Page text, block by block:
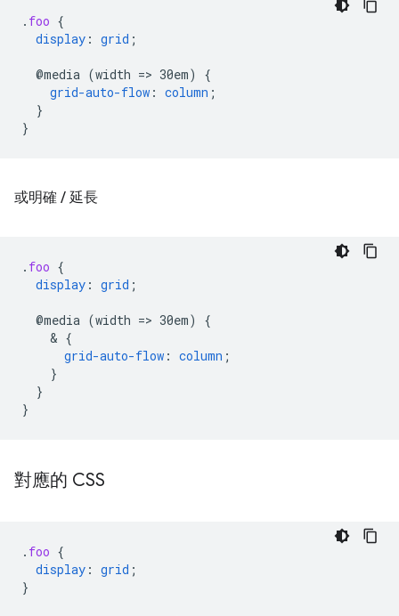
. foo {
display : grid ;
@media (width => 30em)
{
grid-auto-flow : column ;
}
}
或明確 / 延長
. foo {
display : grid ;
@media (width => 30em)
{
    &
{
grid-auto-flow : column ;
}
}
}
對應的 CSS
. foo {
display : grid ;
}